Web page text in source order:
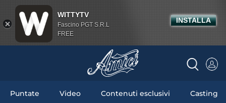
Puntate Video Contenuti esclusivi Casting
WITTYTV
Fascino PGT S.R.L
FREE
INSTALLA